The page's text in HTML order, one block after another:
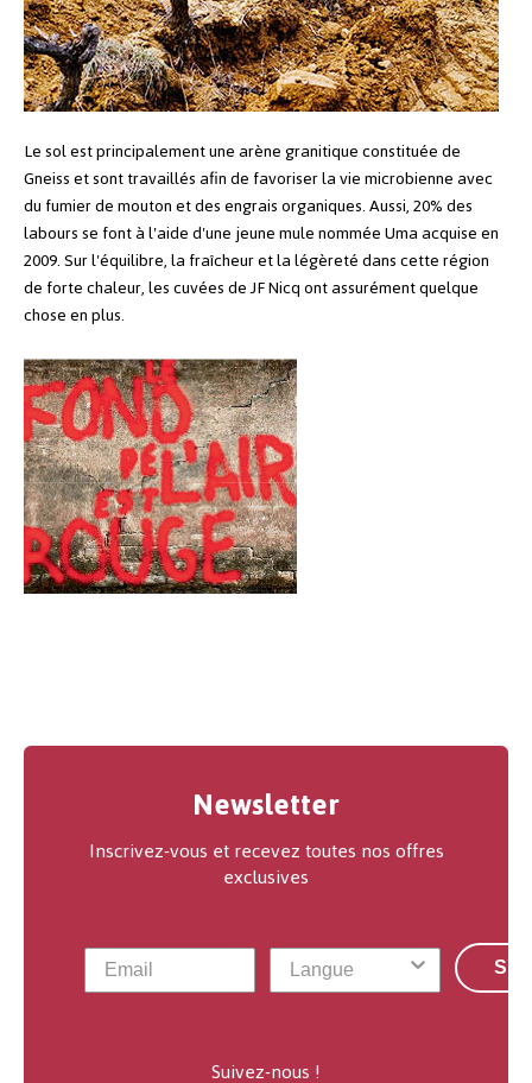
Le sol est principalement une arène granitique constituée de
Gneiss et sont travaillés afin de favoriser la vie microbienne avec
du fumier de mouton et des engrais organiques. Aussi, 20% des
labours se font à l'aide d'une jeune mule nommée Uma acquise en
2009.Sur l'équilibre, la fraîcheur et la légèreté dans cette région
de forte chaleur, les cuvées de JF Nicq ont assurément quelque
chose en plus.
Newsletter
Inscrivez-vous et recevez toutes nos offres
exclusives
Suivez-nous !